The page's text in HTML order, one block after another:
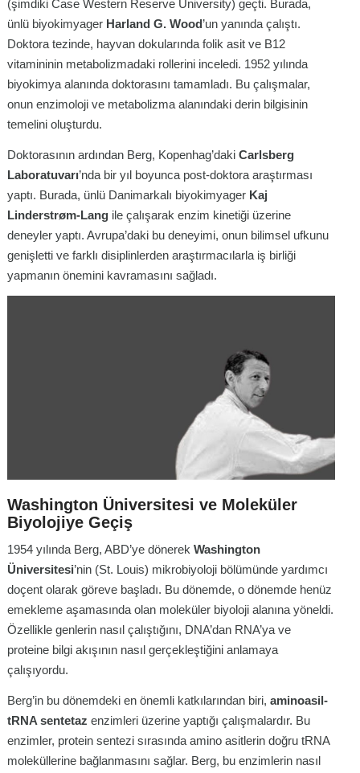
(şimdiki Case Western Reserve University) geçti. Burada,
ünlü biyokimyager Harland G. Wood’un yanında çalıştı.
Doktora tezinde, hayvan dokularında folik asit ve B12
vitamininin metabolizmadaki rollerini inceledi. 1952 yılında
biyokimya alanında doktorasını tamamladı. Bu çalışmalar,
onun enzimoloji ve metabolizma alanındaki derin bilgisinin
temelini oluşturdu.
Doktorasının ardından Berg, Kopenhag’daki Carlsberg
Laboratuvarı’nda bir yıl boyunca post-doktora araştırması
yaptı. Burada, ünlü Danimarkalı biyokimyager Kaj
Linderstrøm-Lang ile çalışarak enzim kinetiği üzerine
deneyler yaptı. Avrupa’daki bu deneyimi, onun bilimsel ufkunu
genişletti ve farklı disiplinlerden araştırmacılarla iş birliği
yapmanın önemini kavramasını sağladı.
Washington Üniversitesi ve Moleküler
Biyolojiye Geçiş
1954 yılında Berg, ABD’ye dönerek Washington
Üniversitesi’nin (St. Louis) mikrobiyoloji bölümünde yardımcı
doçent olarak göreve başladı. Bu dönemde, o dönemde henüz
emekleme aşamasında olan moleküler biyoloji alanına yöneldi.
Özellikle genlerin nasıl çalıştığını, DNA’dan RNA’ya ve
proteine bilgi akışının nasıl gerçekleştiğini anlamaya
çalışıyordu.
Berg’in bu dönemdeki en önemli katkılarından biri, aminoasil-
tRNA sentetaz enzimleri üzerine yaptığı çalışmalardır. Bu
enzimler, protein sentezi sırasında amino asitlerin doğru tRNA
moleküllerine bağlanmasını sağlar. Berg, bu enzimlerin nasıl